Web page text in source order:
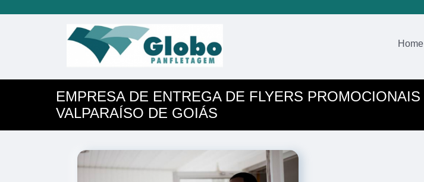
Home
EMPRESA DE ENTREGA DE FLYERS PROMOCIONAIS
VALPARAÍSO DE GOIÁS